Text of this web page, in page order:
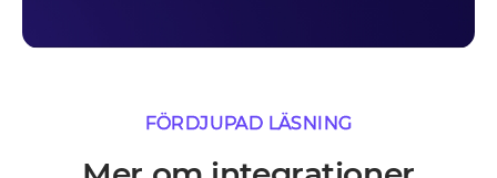
FÖRDJUPAD LÄSNING